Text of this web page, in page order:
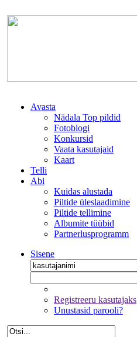
Avasta
Nädala Top pildid
Fotoblogi
Konkursid
Vaata kasutajaid
Kaart
Telli
Abi
Kuidas alustada
Piltide üleslaadimine
Piltide tellimine
Albumite tüübid
Partnerlusprogramm
Sisene
Registreeru kasutajaks
Unustasid parooli?